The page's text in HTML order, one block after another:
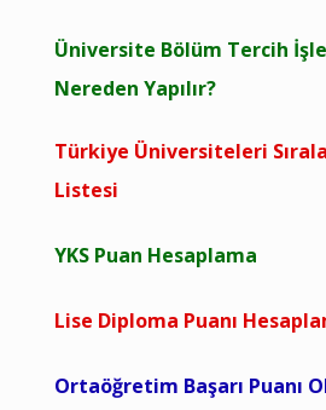
Üniversite Bölüm Tercih
Nereden Yapılır?
Türkiye Üniversiteleri
Listesi
YKS Puan Hesaplama
Lise Diploma Puanı
Ortaöğretim Başarı Puanı